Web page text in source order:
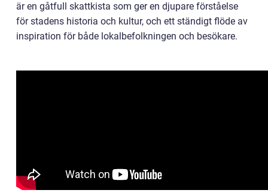
är en gåtfull skattkista som ger en djupare förståelse
för stadens historia och kultur, och ett ständigt flöde av
inspiration för både lokalbefolkningen och besökare.